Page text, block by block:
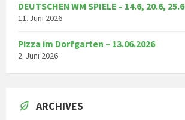
DEUTSCHEN WM SPIELE – 14.6, 20.6, 25.6
11. Juni 2026
Pizza im Dorfgarten – 13.06.2026
2. Juni 2026
ARCHIVES